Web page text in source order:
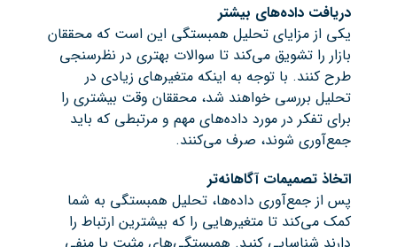
دریافت داده‌های بیشتر
یکی از مزایای تحلیل همبستگی این است که محققان
بازار را تشویق می‌کند تا سوالات بهتری در نظرسنجی
طرح کنند. با توجه به اینکه متغیرهای زیادی در
تحلیل بررسی خواهند شد، محققان وقت بیشتری را
برای تفکر در مورد داده‌های مهم و مرتبطی که باید
جمع‌آوری شوند، صرف می‌کنند.
اتخاذ تصمیمات آگاهانه‌تر
پس از جمع‌آوری داده‌ها، تحلیل همبستگی به شما
کمک می‌کند تا متغیرهایی را که بیشترین ارتباط را